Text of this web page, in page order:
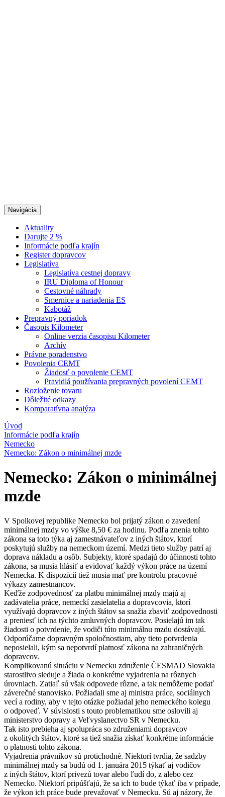
Navigácia
Aktuality
Darujte 2 %
Informácie podľa krajín
Register dopravcov
Legislatíva
Legislatíva cestnej dopravy
IRU Diploma of Honour
Cestovné náhrady
Smernice a nariadenia ES
Kabotáž
Prepravný poriadok
Časopis Kilometer
Online verzia časopisu Kilometer
Archív
Právne poradenstvo
Povolenia CEMT
Žiadosť o povolenie CEMT
Pravidlá používania prepravných povolení CEMT
Rozloženie tovaru
Dôležité odkazy
Komparatívna analýza
Úvod
Informácie podľa krajín
Nemecko
Nemecko: Zákon o minimálnej mzde
Nemecko: Zákon o minimálnej
mzde
V Spolkovej republike Nemecko bol prijatý zákon o zavedení
minimálnej mzdy vo výške 8,50 € za hodinu. Podľa znenia tohto
zákona sa toto týka aj zamestnávateľov z iných štátov, ktorí
poskytujú služby na nemeckom území. Medzi tieto služby patrí aj
doprava nákladu a osôb. Subjekty, ktoré spadajú do účinnosti tohto
zákona, sa musia hlásiť a evidovať každý výkon práce na území
Nemecka. K dispozícií tiež musia mať pre kontrolu pracovné
výkazy zamestnancov.
Keďže zodpovednosť za platbu minimálnej mzdy majú aj
zadávatelia práce, nemeckí zasielatelia a dopravcovia, ktorí
využívajú dopravcov z iných štátov sa snažia zbaviť zodpovednosti
a preniesť ich na týchto zmluvných dopravcov. Posielajú im tak
žiadosti o potvrdenie, že vodiči túto minimálnu mzdu dostávajú.
Odporúčame dopravným spoločnostiam, aby tieto potvrdenia
neposielali, kým sa nepotvrdí platnosť zákona na zahraničných
dopravcov.
Komplikovanú situáciu v Nemecku združenie ČESMAD Slovakia
starostlivo sleduje a žiada o konkrétne vyjadrenia na rôznych
úrovniach. Zatiaľ sú však odpovede rôzne, a tak nemôžeme podať
záverečné stanovisko. Požiadali sme aj ministra práce, sociálnych
vecí a rodiny, aby v tejto otázke požiadal jeho nemeckého kolegu
o odpoveď. V súvislosti s touto problematikou sme oslovili aj
ministerstvo dopravy a Veľvyslanectvo SR v Nemecku.
Tak isto prebieha aj spolupráca so združeniami dopravcov
z okolitých štátov, ktoré sa tiež snažia získať konkrétne informácie
o platnosti tohto zákona.
Vyjadrenia právnikov sú protichodné. Niektorí tvrdia, že sadzby
minimálnej mzdy sa budú od 1. januára 2015 týkať aj vodičov
z iných štátov, ktorí privezú tovar alebo ľudí do, z alebo cez
Nemecko. Niektorí pripúšťajú, že sa ich to bude týkať iba v prípade,
že výkon ich práce bude prevažovať v Nemecku. Sú aj názory, že